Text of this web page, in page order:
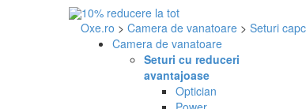
Oxe.ro > Camera de vanatoare > Seturi
Camera de vanatoare
Seturi cu reduceri
avantajoase
Optician